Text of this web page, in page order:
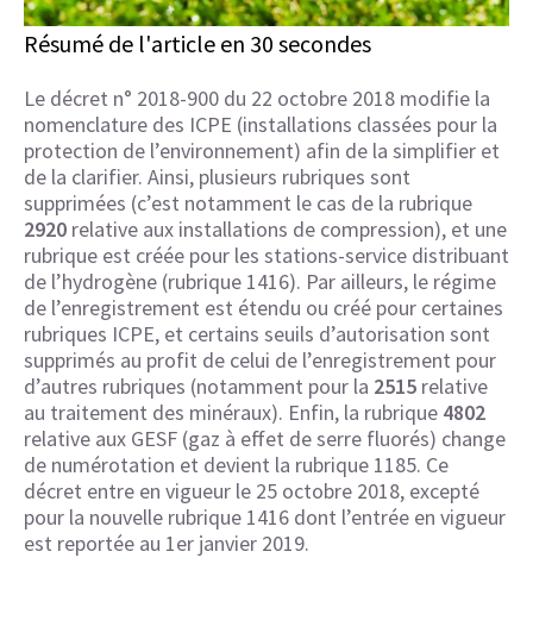
Résumé de l'article en 30 secondes
Le décret n° 2018-900 du 22 octobre 2018 modifie la
nomenclature des ICPE (installations classées pour la
protection de l’environnement) afin de la simplifier et
de la clarifier. Ainsi, plusieurs rubriques sont
supprimées (c’est notamment le cas de la rubrique
2920 relative aux installations de compression), et une
rubrique est créée pour les stations-service distribuant
de l’hydrogène (rubrique 1416). Par ailleurs, le régime
de l’enregistrement est étendu ou créé pour certaines
rubriques ICPE, et certains seuils d’autorisation sont
supprimés au profit de celui de l’enregistrement pour
d’autres rubriques (notamment pour la 2515 relative
au traitement des minéraux). Enfin, la rubrique 4802
relative aux GESF (gaz à effet de serre fluorés) change
de numérotation et devient la rubrique 1185. Ce
décret entre en vigueur le 25 octobre 2018, excepté
pour la nouvelle rubrique 1416 dont l’entrée en vigueur
est reportée au 1er janvier 2019.